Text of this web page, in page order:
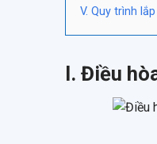
V. Quy trình
I. Điều